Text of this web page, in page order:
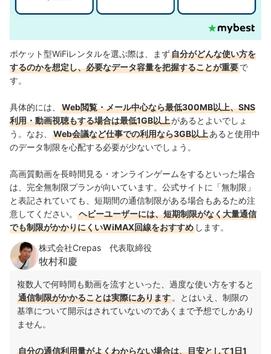
ポケット型WiFiレンタルを選ぶ際は、まず自分がどんな使い方を
するのかを想定し、必要なデータ容量を把握することが重要で
す。
具体的には、
Web閲覧・メール中心なら最低300MB以上、SNS
利用・動画視聴もする場合は最低1GB以上があるとよいでしょ
う。なお、
Web会議など仕事での利用なら3GB以上あると使用中
のデータ制限を心配する必要が少ないでしょう。
高画質動画を長時間見る・オンラインゲームをするといった場合
は、完全無制限プランが向いています。公式サイトに「無制限」
と表記されていても、短期間の通信制限がある場合もあるため注
意してください。
ヘビーユーザーには、短期制限がなく大量通信
でも制限がかかりにくいWiMAX回線をおすすめ します。
株式会社Crepas 代表取締役
牧村和慶
複数人で何時間も動画を流すといった、過度な使い方をすると
通信制限がかかることは実際にあります 。とはいえ、制限の
基準について開示はされていないのであくまで予想でしかあり
ません。
自分の通信利用量がよくわからない場合は、目安として1日1